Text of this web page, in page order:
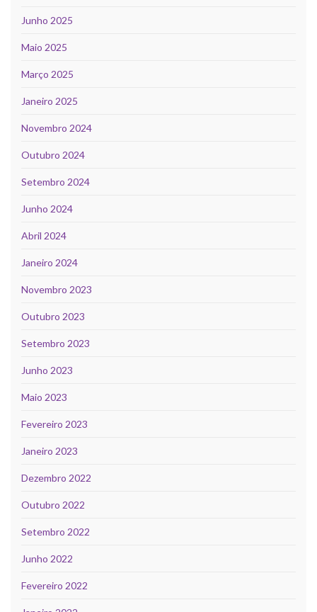
Junho 2025
Maio 2025
Março 2025
Janeiro 2025
Novembro 2024
Outubro 2024
Setembro 2024
Junho 2024
Abril 2024
Janeiro 2024
Novembro 2023
Outubro 2023
Setembro 2023
Junho 2023
Maio 2023
Fevereiro 2023
Janeiro 2023
Dezembro 2022
Outubro 2022
Setembro 2022
Junho 2022
Fevereiro 2022